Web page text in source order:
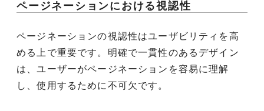
ページネーションにおける視認性
ページネーションの視認性はユーザビリティを高
める上で重要です。明確で一貫性のあるデザイン
は、ユーザーがページネーションを容易に理解
し、使用するために不可欠です。